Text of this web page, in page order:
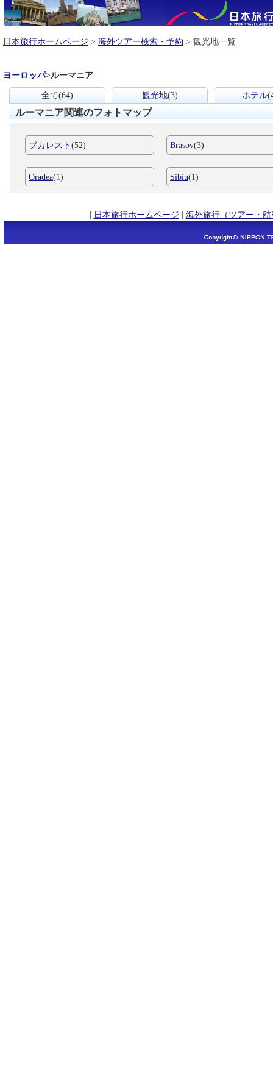
日本旅行ホームページ > 海外ツアー検索・予約 > 観光地一覧
ヨーロッパ>ルーマニア
全て(64) 観光地(3) ホテル
ルーマニア関連のフォトマップ
ブカレスト(52) Brasov(3)
Oradea(1) Sibiu(1)
| 日本旅行ホームページ | 海外旅行（ツアー・航